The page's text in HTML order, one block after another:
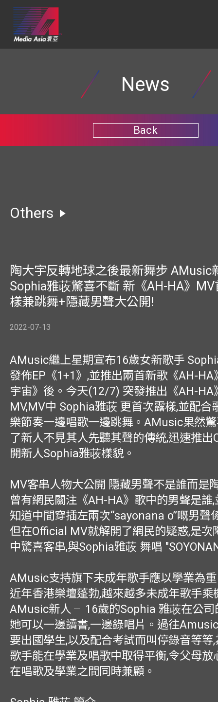
News
Back
Others
陶大宇反轉地球之後最新舞步 AMusic
Sophia雅荍驚喜不斷 新《AH-HA》
樣兼跳舞+隱藏男聲大公開!
2022-07-13
AMusic繼上星期宣布16歲女新歌手
發佈EP《1+1》,並推出兩首新歌《AH-
宇宙》後。今天(12/7) 突發推出《AH-HA
MV,MV中 Sophia雅荍 更首次露樣,並配合
樂節奏一邊唱歌一邊跳舞。AMusic果然
了新人不見其人先聽其聲的傳統,迅速推
開新人Sophia雅荍樣貌。
MV客串人物大公開 隱藏男聲不是誰而是
曾有網民關注《AH-HA》歌中的男聲是誰
知道中間穿插左兩次“sayonana o”嘅男聲
但在Official MV就解開了網民的疑惑,是次
中驚喜客串,與Sophia雅荍 舞唱
AMusic支持旗下未成年歌手應以學業為重
近年香港樂壇蓬勃,越來越多未成年歌手乘
AMusic新人 ╴16歲的Sophia 雅荍在公司
她可以一邊讀書,一邊錄唱片。過往
要出國學生,以及配合考試而叫停錄音等等
歌手能在學業及唱歌中取得平衡,令父母放
在唱歌及學業之間同時兼顧。